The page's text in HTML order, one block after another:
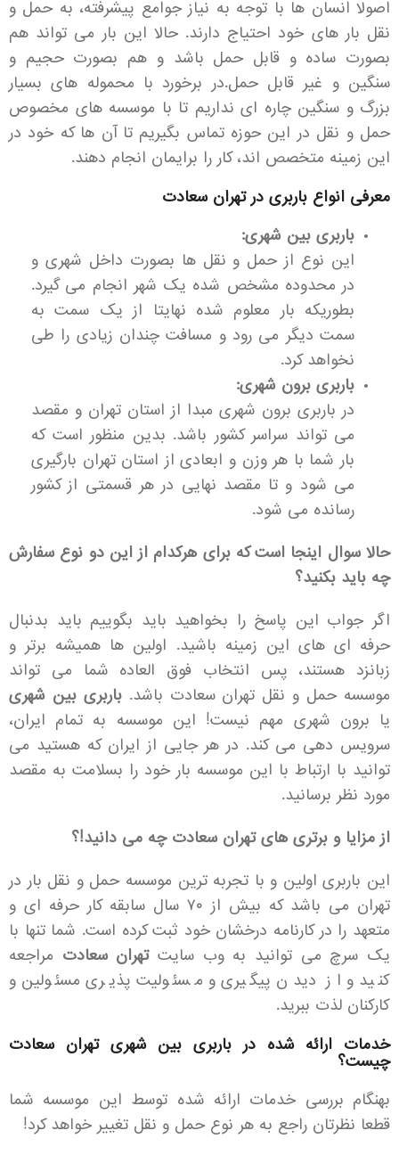
اصولا انسان ها با توجه به نیاز جوامع پیشرفته، به حمل و
نقل بار های خود احتیاج دارند. حالا این بار می تواند هم
بصورت ساده و قابل حمل باشد و هم بصورت حجیم و
سنگین و غیر قابل حمل.در برخورد با محموله های بسیار
بزرگ و سنگین چاره ای نداریم تا با موسسه های مخصوص
حمل و نقل در این حوزه تماس بگیریم تا آن ها که خود در
این زمینه متخصص اند، کار را برایمان انجام دهند.
معرفی انواع باربری در تهران سعادت
باربری بین شهری:
این نوع از حمل و نقل ها بصورت داخل شهری و
در محدوده مشخص شده یک شهر انجام می گیرد.
بطوریکه بار معلوم شده نهایتا از یک سمت به
سمت دیگر می رود و مسافت چندان زیادی را طی
نخواهد کرد.
باربری برون شهری:
در باربری برون شهری مبدا از استان تهران و مقصد
می تواند سراسر کشور باشد. بدین منظور است که
بار شما با هر وزن و ابعادی از استان تهران بارگیری
می شود و تا مقصد نهایی در هر قسمتی از کشور
رسانده می شود.
حالا سوال اینجا است که برای هرکدام از این دو نوع سفارش
چه باید بکنید؟
اگر جواب این پاسخ را بخواهید باید بگوییم باید بدنبال
حرفه ای های این زمینه باشید. اولین ها همیشه برتر و
زبانزد هستند، پس انتخاب فوق العاده شما می تواند
موسسه حمل و نقل تهران سعادت باشد.باربری بین شهری
یا برون شهری مهم نیست! این موسسه به تمام ایران،
سرویس دهی می کند. در هر جایی از ایران که هستید می
توانید با ارتباط با این موسسه بار خود را بسلامت به مقصد
مورد نظر برسانید.
از مزایا و برتری های تهران سعادت چه می دانید!؟
این باربری اولین و با تجربه ترین موسسه حمل و نقل بار در
تهران می باشد که بیش از ۷۰ سال سابقه کار حرفه ای و
متعهد را در کارنامه درخشان خود ثبت کرده است. شما تنها با
یک سرچ می توانید به وب سایتتهران سعادت مراجعه
کنید و از دیدن پیگیری و مسئولیت پذیری مسئولین و
کارکنان لذت ببرید.
خدمات ارائه شده در باربری بین شهری تهران سعادت
چیست؟
بهنگام بررسی خدمات ارائه شده توسط این موسسه شما
قطعا نظرتان راجع به هر نوع حمل و نقل تغییر خواهد کرد!